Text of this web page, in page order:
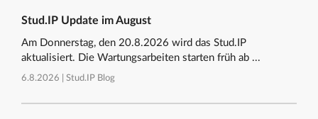
Stud.IP Update im August
Am Donnerstag, den 20.8.2026 wird das Stud.IP
aktualisiert. Die Wartungsarbeiten starten früh ab ...
6.8.2026 | Stud.IP Blog